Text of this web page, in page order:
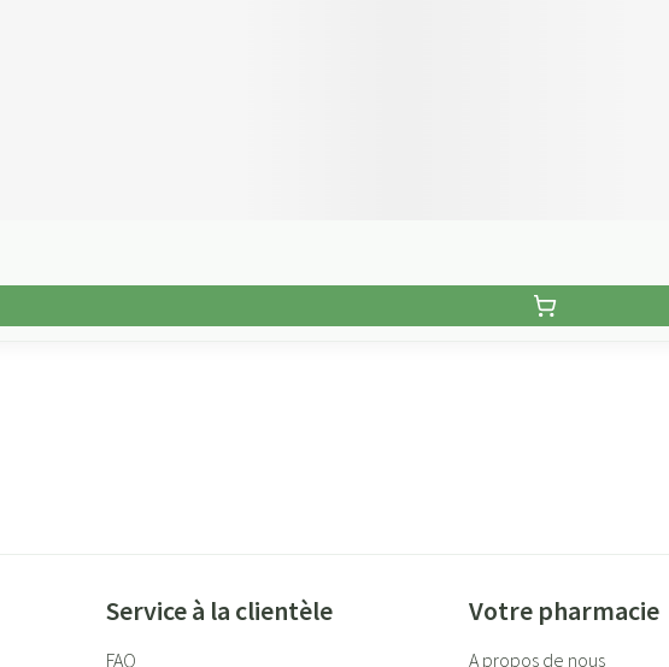
Service à la clientèle
FAQ
Votre pharmacie
A propos de nous